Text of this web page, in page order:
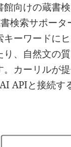
向けの蔵書
検索サポー
ーワードに
、自然文の
カーリルが
APIと接続す